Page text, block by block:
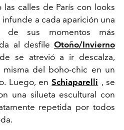
calles de París con looks
infunde a cada aparición una
de sus momentos más
al desfile Otoño/Invierno
se atrevió a ir descalza,
misma del boho-chic en un
Luego, enSchiaparelli , se
una silueta escultural con
repetida por todos